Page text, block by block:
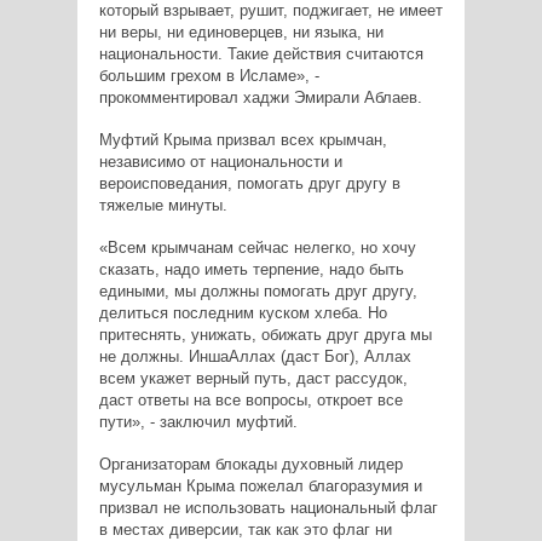
который взрывает, рушит, поджигает, не имеет
ни веры, ни единоверцев, ни языка, ни
национальности. Такие действия считаются
большим грехом в Исламе», -
прокомментировал хаджи Эмирали Аблаев.
Муфтий Крыма призвал всех крымчан,
независимо от национальности и
вероисповедания, помогать друг другу в
тяжелые минуты.
«Всем крымчанам сейчас нелегко, но хочу
сказать, надо иметь терпение, надо быть
едиными, мы должны помогать друг другу,
делиться последним куском хлеба. Но
притеснять, унижать, обижать друг друга мы
не должны. ИншаАллах (даст Бог), Аллах
всем укажет верный путь, даст рассудок,
даст ответы на все вопросы, откроет все
пути», - заключил муфтий.
Организаторам блокады духовный лидер
мусульман Крыма пожелал благоразумия и
призвал не использовать национальный флаг
в местах диверсии, так как это флаг ни